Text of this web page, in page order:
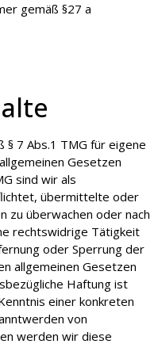
gemäß §27 a
7 Abs.1 TMG für eigene
Gesetzen
sind wir als
übermittelte oder
zu überwachen oder nach
rechtswidrige Tätigkeit
oder Sperrung der
allgemeinen Gesetzen
Haftung ist
einer konkreten
von
werden wir diese